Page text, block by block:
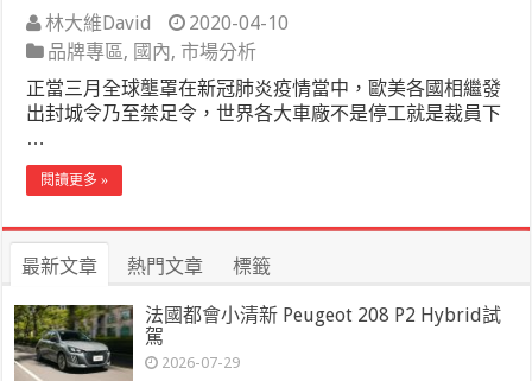
林大維David
2020-04-10
品牌專區, 國內, 市場分析
正當三月全球壟罩在新冠肺炎疫情當中，歐美各國相繼發
出封城令乃至禁足令，世界各大車廠不是停工就是裁員下
…
閱讀更多 »
最新文章 熱門文章 標籤
法國都會小清新 Peugeot 208 P2 Hybrid試
駕
2026-07-29